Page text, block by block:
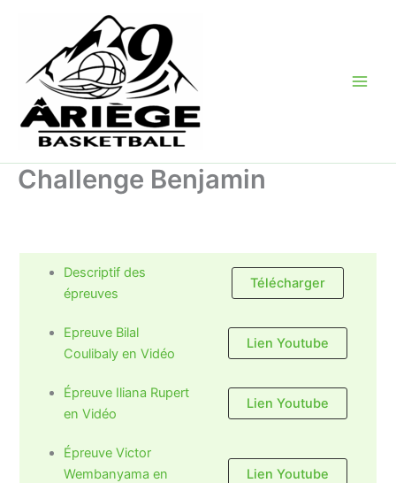
Challenge Benjamin
Descriptif des
épreuves
Télécharger
Epreuve Bilal
Coulibaly en Vidéo
Lien Youtube
Épreuve Iliana Rupert
en Vidéo
Lien Youtube
Épreuve Victor
Wembanyama en
Lien Youtube